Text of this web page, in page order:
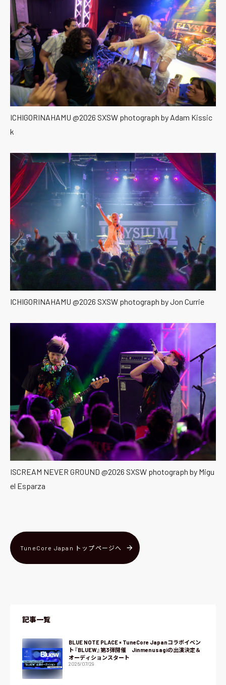
ICHIGORINAHAMU @2026 SXSW photograph by Adam Kissic
k
ICHIGORINAHAMU @2026 SXSW photograph by Jon Currie
ISCREAM NEVER GROUND @2026 SXSW photograph by Migu
el Esparza
TuneCore Japan トップページへ
記事一覧
BLUE NOTE PLACE × TuneCore Japanコラボイベン
ト『BLUEW』第3弾開催 Jinmenusagiの出演決定＆
オーディションスタート
2026/07/29